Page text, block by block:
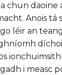
chun daoine
Anois tá
léir an
i measc